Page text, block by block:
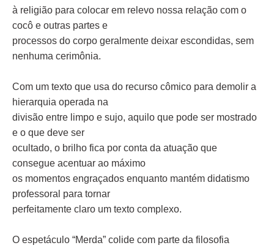
à religião para colocar em relevo nossa relação com o
cocô e outras partes e
processos do corpo geralmente deixar escondidas, sem
nenhuma cerimônia.
Com um texto que usa do recurso cômico para demolir a
hierarquia operada na
divisão entre limpo e sujo, aquilo que pode ser mostrado
e o que deve ser
ocultado, o brilho fica por conta da atuação que
consegue acentuar ao máximo
os momentos engraçados enquanto mantém didatismo
professoral para tornar
perfeitamente claro um texto complexo.
O espetáculo “Merda” colide com parte da filosofia